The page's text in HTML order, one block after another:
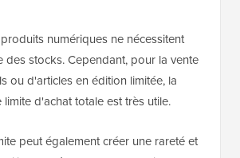
numériques ne nécessitent
des stocks. Cependant, pour la vente
ou d'articles en édition limitée, la
d'achat totale est très utile.
peut également créer une rareté et